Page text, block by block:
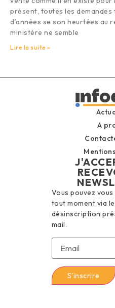
présent, toutes les demandes
d’années se son heurtées au
ministère ne semble
Lire la suite »
A
Vous pouvez
tout moment via
désinscription
mail.